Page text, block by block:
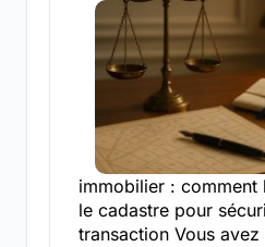
immobilier : comment
le cadastre pour
transaction Vous